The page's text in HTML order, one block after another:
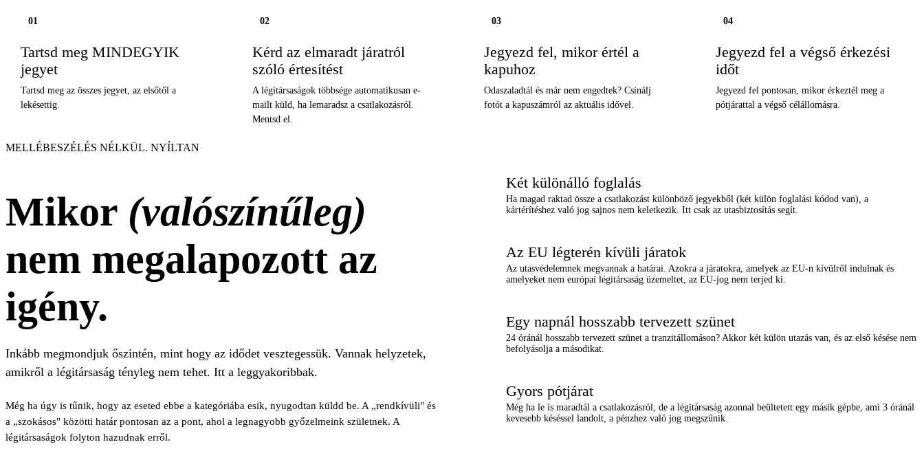
01
Tartsd meg MINDEGYIK
jegyet
Tartsd meg az összes jegyet, az elsőtől a
lekésettig.
02
Kérd az elmaradt járatról
szóló értesítést
A légitársaságok többsége automatikusan e-
mailt küld, ha lemaradsz a csatlakozásról.
Mentsd el.
03
Jegyezd fel, mikor értél a
kapuhoz
Odaszaladtál és már nem engedtek? Csinálj
fotót a kapuszámról az aktuális idővel.
04
Jegyezd fel a végső érkezési
időt
Jegyezd fel pontosan, mikor érkeztél meg a
pótjárattal a végső célállomásra.
MELLÉBESZÉLÉS NÉLKÜL. NYÍLTAN
Mikor (valószínűleg)
nem megalapozott az
igény.
Inkább megmondjuk őszintén, mint hogy az idődet vesztegessük. Vannak helyzetek,
amikről a légitársaság tényleg nem tehet. Itt a leggyakoribbak.
Még ha úgy is tűnik, hogy az eseted ebbe a kategóriába esik, nyugodtan küldd be. A „rendkívüli" és
a „szokásos" közötti határ pontosan az a pont, ahol a legnagyobb győzelmeink születnek. A
légitársaságok folyton hazudnak erről.
Két különálló foglalás
Ha magad raktad össze a csatlakozást különböző jegyekből (két külön foglalási kódod van), a
kártérítéshez való jog sajnos nem keletkezik. Itt csak az utasbiztosítás segít.
Az EU légterén kívüli járatok
Az utasvédelemnek megvannak a határai. Azokra a járatokra, amelyek az EU-n kívülről indulnak és
amelyeket nem európai légitársaság üzemeltet, az EU-jog nem terjed ki.
Egy napnál hosszabb tervezett szünet
24 óránál hosszabb tervezett szünet a tranzitállomáson? Akkor két külön utazás van, és az első késése nem
befolyásolja a másodikat.
Gyors pótjárat
Még ha le is maradtál a csatlakozásról, de a légitársaság azonnal beültetett egy másik gépbe, ami 3 óránál
kevesebb késéssel landolt, a pénzhez való jog megszűnik.